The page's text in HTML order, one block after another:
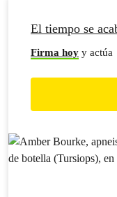
El tiempo se
Firma hoy y actúa